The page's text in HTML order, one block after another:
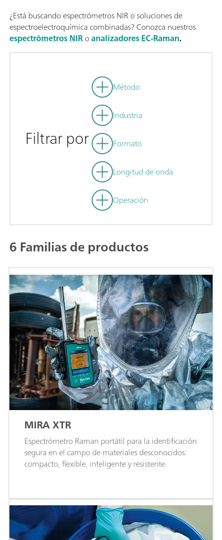
¿Está buscando espectrómetros NIR o soluciones de
espectroelectroquímica combinadas? Conozca nuestros
espectrómetros NIRoanalizadores EC-Raman.
Filtrar por
Método
Industria
Formato
Longitud de onda
Operación
6 Familias de productos
MIRA XTR
Espectrómetro Raman portátil para la identificación
segura en el campo de materiales desconocidos:
compacto, flexible, inteligente y resistente.